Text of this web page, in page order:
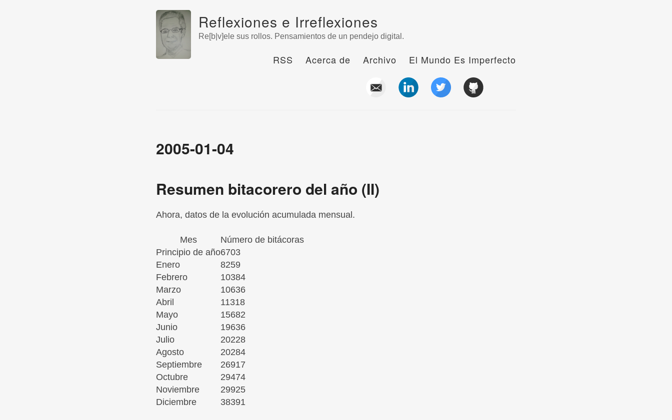
Reflexiones e Irreflexiones
Re[b|v]ele sus rollos. Pensamientos de un pendejo digital.
RSS Acerca de Archivo El Mundo Es Imperfecto
2005-01-04
Resumen bitacorero del año (II)
Ahora, datos de la evolución acumulada mensual.
Mes
Número de bitácoras
Principio de año6703
Enero
8259
Febrero
10384
Marzo
10636
Abril
11318
Mayo
15682
Junio
19636
Julio
20228
Agosto
20284
Septiembre
26917
Octubre
29474
Noviembre
29925
Diciembre
38391